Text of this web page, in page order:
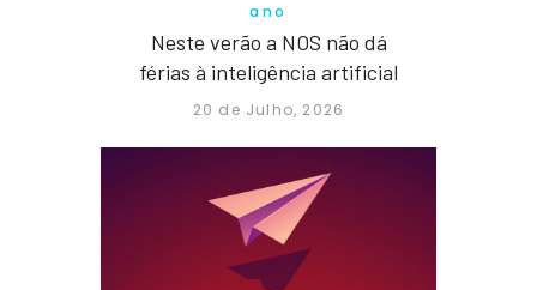
ano
Neste verão a NOS não dá
férias à inteligência artificial
20 de Julho, 2026